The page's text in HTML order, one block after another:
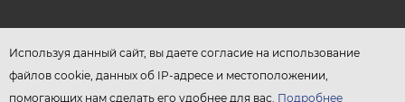
Используя данный сайт, вы даете согласие на использование
файлов cookie, данных об IP-адресе и местоположении,
помогающих нам сделать его удобнее для вас. Подробнее